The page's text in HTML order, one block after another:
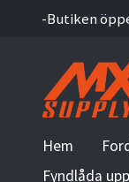
-Butiken
Hem
Fyndlåda